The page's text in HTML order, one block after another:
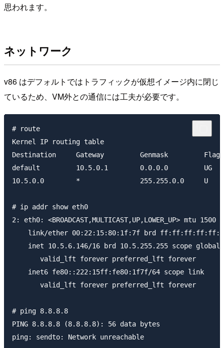
思われます。
ネットワーク
v86 はデフォルトではトラフィックが仮想イメージ内に閉じ
ているため、VM外との通信には工夫が必要です。
# route
Kernel IP routing table
Destination     Gateway         Genmask
default         10.5.0.1        0.0.0.0         UG
10.5.0.0        *               255.255.0.0     U
# ip addr show eth0
2: eth0: <BROADCAST,MULTICAST,UP,LOWER_UP> mtu
link/ether 00:22:15:80:1f:7f brd
inet 10.5.6.146/16 brd 10.5.255.255 scope global
       valid_lft forever preferred_lft forever
    inet6 fe80::222:15ff:fe80:1f7f/64 scope link
       valid_lft forever preferred_lft forever
# ping 8.8.8.8
PING 8.8.8.8 (8.8.8.8): 56 data bytes